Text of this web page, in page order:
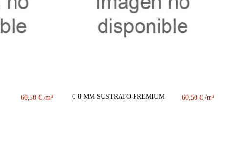
60,50 € 0-8 MM SUSTRATO PREMIUM 60,50 €